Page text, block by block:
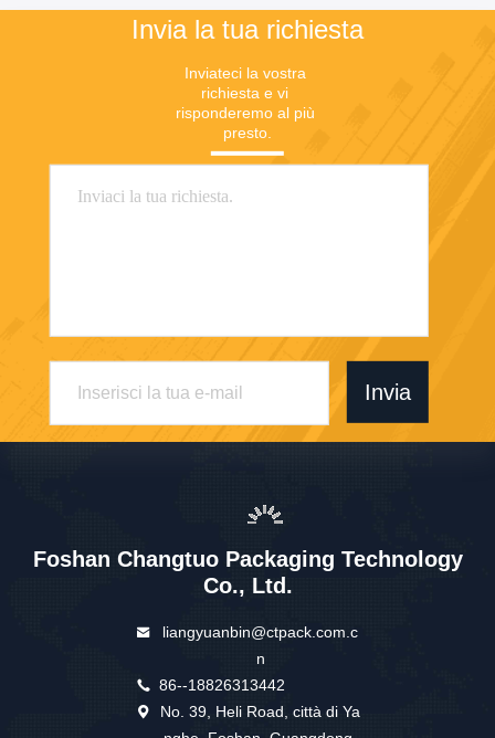
Invia la tua richiesta
Inviateci la vostra
richiesta e vi
risponderemo al più
presto.
Invia
Foshan Changtuo Packaging Technology
Co., Ltd.
liangyuanbin@ctpack.com.c
n
86--18826313442
No. 39, Heli Road, città di Ya